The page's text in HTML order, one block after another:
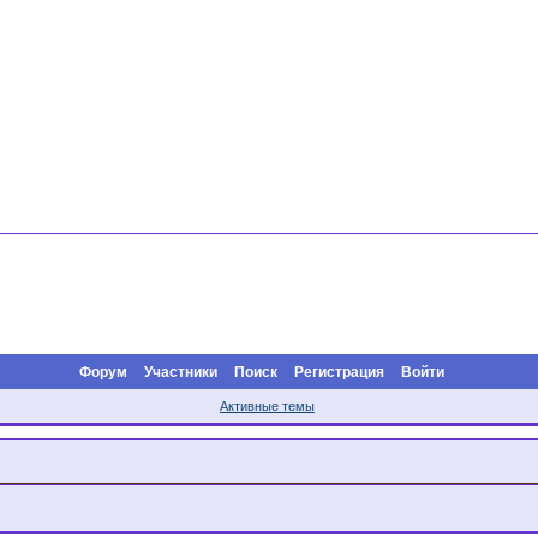
Форум Участники Поиск Регистрация Войти
Активные темы